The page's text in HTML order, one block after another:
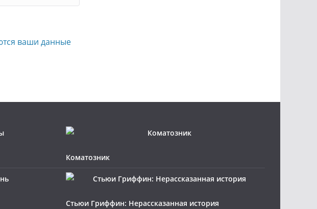
ваши данные
Коматозник
Стьюи Гриффин: Нерассказанная история